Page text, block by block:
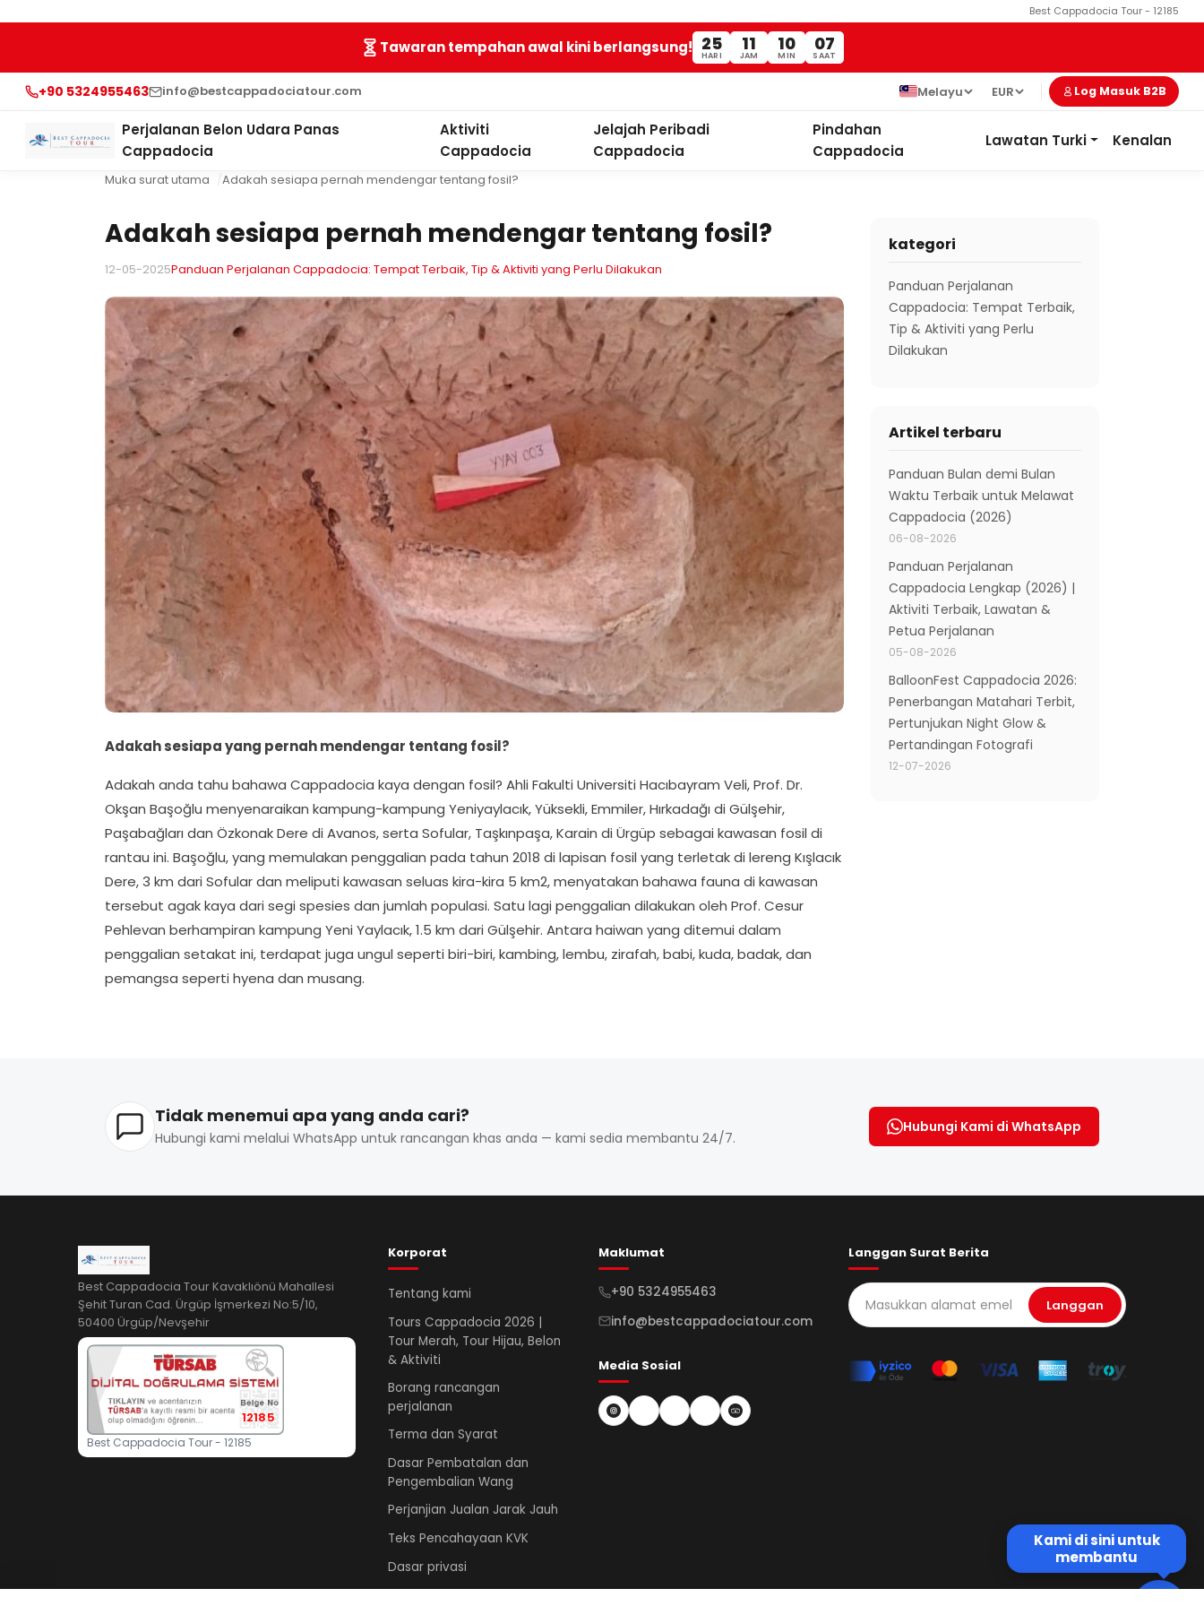
Best Cappadocia Tour - 12185
Tawaran tempahan awal kini berlangsung! 25
HARI
11
JAM
10
MIN
06
SAAT
+90 5324955463 info@bestcappadociatour.com Melayu EUR Log Masuk B2B
Perjalanan Belon Udara Panas
Cappadocia
Aktiviti
Cappadocia
Jelajah Peribadi
Cappadocia
Pindahan
Cappadocia
Lawatan Turki Kenalan
Muka surat utama Adakah sesiapa pernah mendengar tentang fosil?
Adakah sesiapa pernah mendengar tentang fosil?
12-05-2025Panduan Perjalanan Cappadocia: Tempat Terbaik, Tip & Aktiviti yang Perlu Dilakukan
Adakah sesiapa yang pernah mendengar tentang fosil?
Adakah anda tahu bahawa Cappadocia kaya dengan fosil? Ahli Fakulti Universiti Hacıbayram Veli, Prof. Dr.
Okşan Başoğlu menyenaraikan kampung-kampung Yeniyaylacık, Yüksekli, Emmiler, Hırkadağı di Gülşehir,
Paşabağları dan Özkonak Dere di Avanos, serta Sofular, Taşkınpaşa, Karain di Ürgüp sebagai kawasan fosil di
rantau ini. Başoğlu, yang memulakan penggalian pada tahun 2018 di lapisan fosil yang terletak di lereng Kışlacık
Dere, 3 km dari Sofular dan meliputi kawasan seluas kira-kira 5 km2, menyatakan bahawa fauna di kawasan
tersebut agak kaya dari segi spesies dan jumlah populasi. Satu lagi penggalian dilakukan oleh Prof. Cesur
Pehlevan berhampiran kampung Yeni Yaylacık, 1.5 km dari Gülşehir. Antara haiwan yang ditemui dalam
penggalian setakat ini, terdapat juga ungul seperti biri-biri, kambing, lembu, zirafah, babi, kuda, badak, dan
pemangsa seperti hyena dan musang.
kategori
Panduan Perjalanan
Cappadocia: Tempat Terbaik,
Tip & Aktiviti yang Perlu
Dilakukan
Artikel terbaru
Panduan Bulan demi Bulan
Waktu Terbaik untuk Melawat
Cappadocia (2026)
06-08-2026
Panduan Perjalanan
Cappadocia Lengkap (2026) |
Aktiviti Terbaik, Lawatan &
Petua Perjalanan
05-08-2026
BalloonFest Cappadocia 2026:
Penerbangan Matahari Terbit,
Pertunjukan Night Glow &
Pertandingan Fotografi
12-07-2026
Tidak menemui apa yang anda cari?
Hubungi kami melalui WhatsApp untuk rancangan khas anda — kami sedia membantu 24/7.
Hubungi Kami di WhatsApp
Best Cappadocia Tour Kavaklıönü Mahallesi
Şehit Turan Cad. Ürgüp İşmerkezi No:5/10,
50400 Ürgüp/Nevşehir
12185
Best Cappadocia Tour - 12185
Korporat
Tentang kami
Tours Cappadocia 2026 |
Tour Merah, Tour Hijau, Belon
& Aktiviti
Borang rancangan
perjalanan
Terma dan Syarat
Dasar Pembatalan dan
Pengembalian Wang
Perjanjian Jualan Jarak Jauh
Teks Pencahayaan KVK
Dasar privasi
Maklumat
+90 5324955463
info@bestcappadociatour.com
Media Sosial
Langgan Surat Berita
Langgan
Kami di sini untuk
membantu